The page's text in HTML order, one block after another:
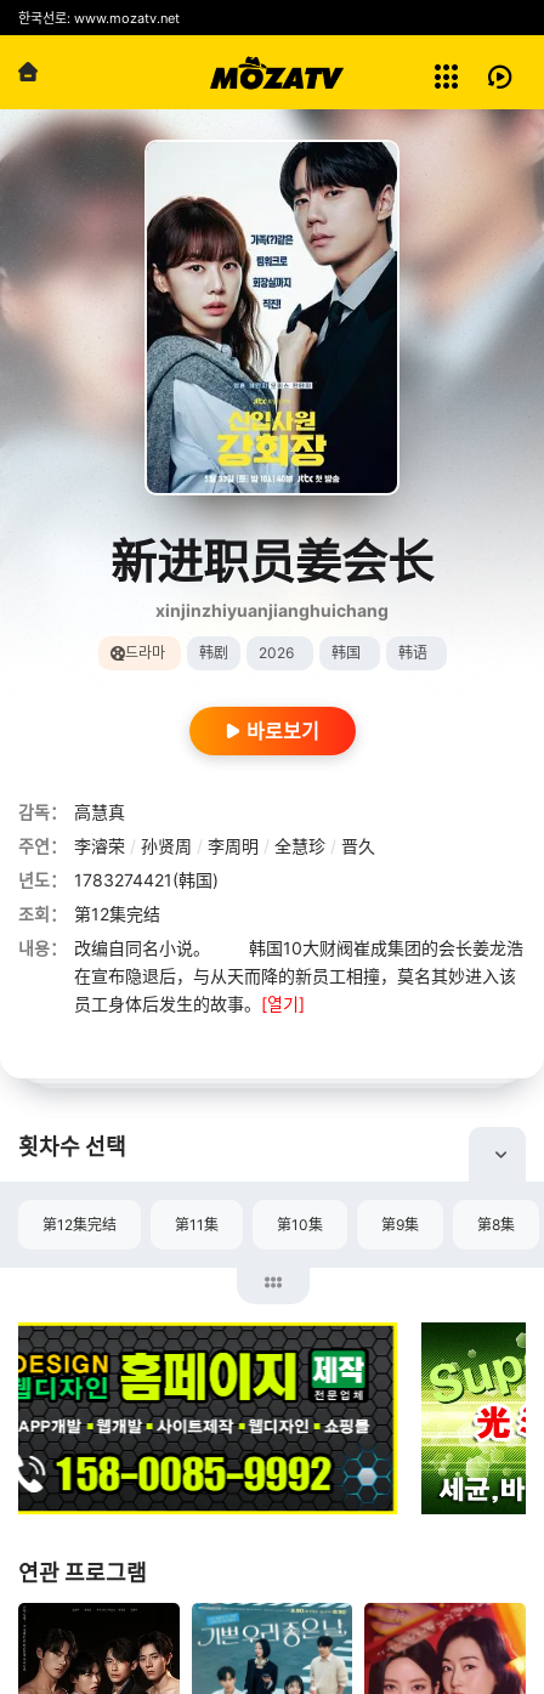
한국선로: www.mozatv.net
전체보기
新进职员姜会长
xinjinzhiyuanjianghuichang
드라마 韩剧 2026 韩国 韩语
바로보기
감독：
高慧真
주연：
李濬荣 / 孙贤周 / 李周明 / 全慧珍 / 晋久
년도：
1783274421(韩国)
조회：
第12集完结
내용：
改编自同名小说。 韩国10大财阀崔成集团的会长姜龙浩
在宣布隐退后，与从天而降的新员工相撞，莫名其妙进入该
员工身体后发生的故事。 [열기]
횟차수 선택
第12集完结 第11集 第10集 第9集 第8集
연관 프로그램